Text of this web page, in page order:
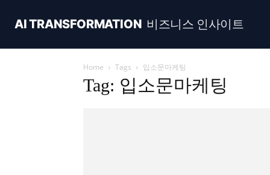
AI TRANSFORMATION 비즈니스 인사이트
Home Tags 입소문마케팅
Tag: 입소문마케팅